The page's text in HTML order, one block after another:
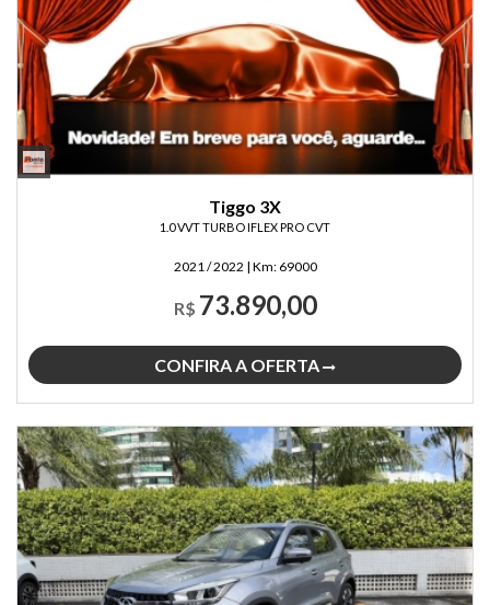
Tiggo 3X
1.0 VVT TURBO IFLEX PRO CVT
2021 / 2022 | Km: 69000
R$ 73.890,00
CONFIRA A OFERTA